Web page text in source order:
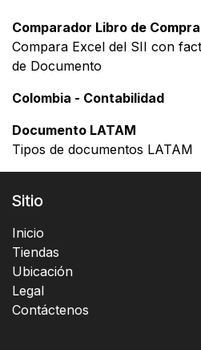
Comparador Libro de
Compara Excel del SII con
de Documento
Colombia - Contabilidad
Documento LATAM
Tipos de documentos LATAM
Sitio
Inicio
Tiendas
Ubicación
Legal
Contáctenos